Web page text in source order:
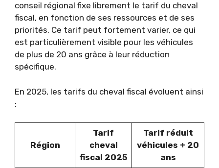
conseil régional fixe librement le tarif du cheval
fiscal, en fonction de ses ressources et de ses
priorités. Ce tarif peut fortement varier, ce qui
est particulièrement visible pour les véhicules
de plus de 20 ans grâce à leur réduction
spécifique.
En 2025, les tarifs du cheval fiscal évoluent ainsi
:
Région
Tarif
cheval
fiscal 2025
Tarif réduit
véhicules + 20
ans